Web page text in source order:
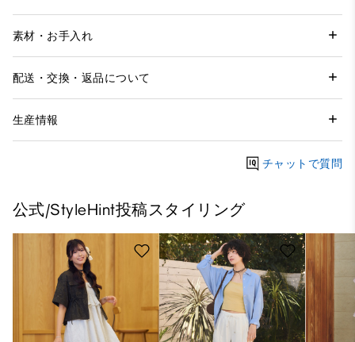
素材・お手入れ
配送・交換・返品について
生産情報
チャットで質問
公式/StyleHint投稿スタイリング